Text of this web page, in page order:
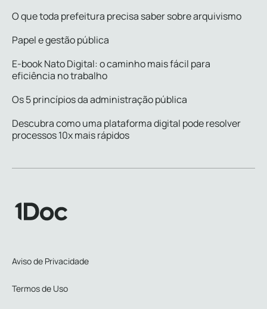
O que toda prefeitura precisa saber sobre arquivismo
Papel e gestão pública
E-book Nato Digital: o caminho mais fácil para
eficiência no trabalho
Os 5 princípios da administração pública
Descubra como uma plataforma digital pode resolver
processos 10x mais rápidos
Aviso de Privacidade
Termos de Uso